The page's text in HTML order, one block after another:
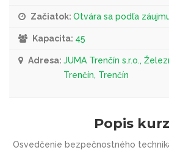
Začiatok: Otvára sa podľa
Kapacita: 45
Adresa: JUMA Trenčín s.r.o.,
Trenčín, Trenčín
Popis
Osvedčenie bezpečnostného